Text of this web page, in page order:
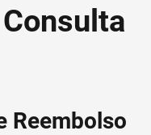
Reembolso